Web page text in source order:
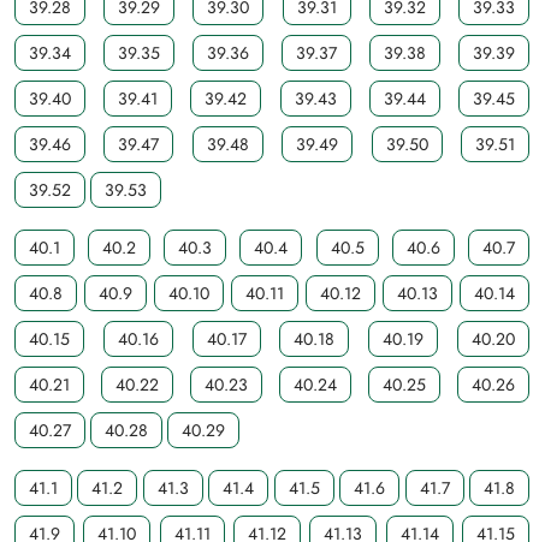
39.28
39.29 39.30 39.31 39.32
39.33
39.34
39.35 39.36 39.37 39.38
39.39
39.40
39.41 39.42 39.43 39.44
39.45
39.46
39.47 39.48 39.49 39.50
39.51
39.52
39.53
40.1 40.2 40.3 40.4 40.5 40.6
40.7
40.8
40.9 40.10 40.11 40.12 40.13
40.14
40.15
40.16 40.17 40.18 40.19
40.20
40.21
40.22 40.23 40.24 40.25
40.26
40.27
40.28 40.29
41.1 41.2 41.3 41.4 41.5 41.6 41.7
41.8
41.9
41.10 41.11 41.12 41.13 41.14 41.15